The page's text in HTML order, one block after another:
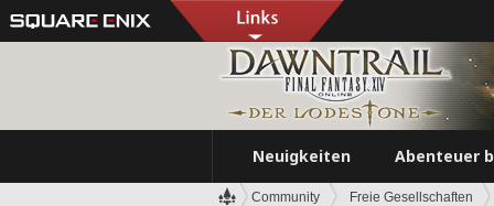
Neuigkeiten Abenteuer
Community Freie Gesellschaften